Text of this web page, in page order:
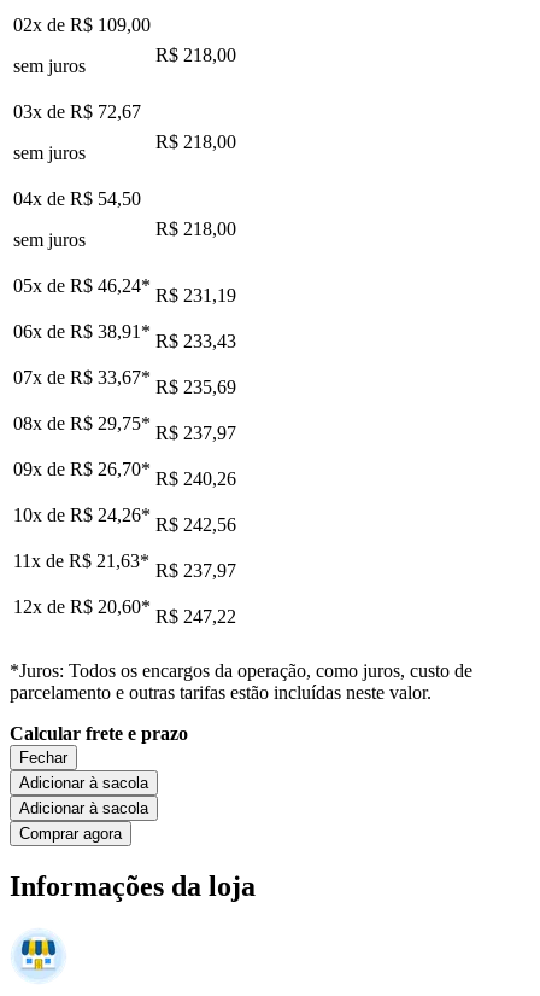
02x de R$ 109,00
sem juros
R$ 218,00
03x de R$ 72,67
sem juros
R$ 218,00
04x de R$ 54,50
sem juros
R$ 218,00
05x de R$ 46,24* R$ 231,19
06x de R$ 38,91 * R$ 233,43
07x de R$ 33,67* R$ 235,69
08x de R$ 29,75* R$ 237,97
09x de R$ 26,70* R$ 240,26
10x de R$ 24,26* R$ 242,56
11x de R$ 21,63* R$ 237,97
12x de R$ 20,60* R$ 247,22
*Juros: Todos os encargos da operação, como juros, custo de
parcelamento e outras tarifas estão incluídas neste valor.
Calcular frete e prazo
Fechar
Adicionar à sacola
Adicionar à sacola
Comprar agora
Informações da loja